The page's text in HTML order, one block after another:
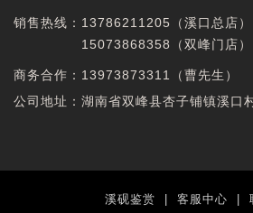
销售热线： 13786211205（溪口总店）
15073868358
（双峰门店）
商务合作： 13973873311（曹先生）
公司地址：湖南省双峰县杏子铺镇溪口
溪砚鉴赏 客服中心